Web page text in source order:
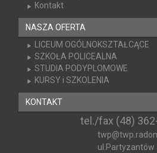
Kontakt
NASZA OFERTA
LICEUM OGÓLNOKSZTAŁCĄCE
SZKOŁA POLICEALNA
STUDIA PODYPLOMOWE
KURSY i SZKOLENIA
KONTAKT
tel./fax (48)
ul.Partyzantów